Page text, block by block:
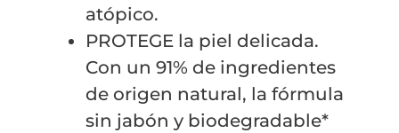
atópico.
PROTEGE la piel delicada.
Con un 91% de ingredientes
de origen natural, la fórmula
sin jabón y biodegradable*